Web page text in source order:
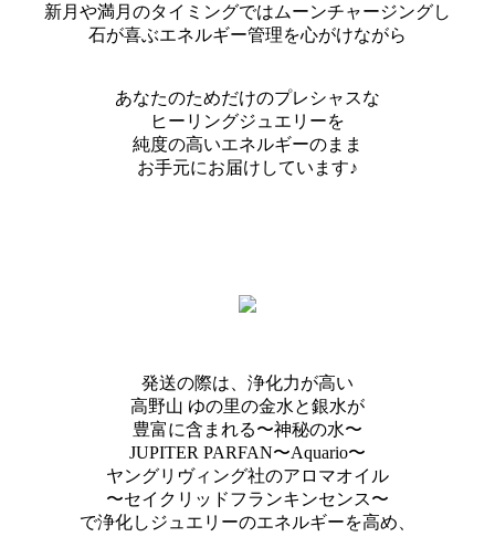
新月や満月のタイミングではムーンチャージングし
石が喜ぶエネルギー管理を心がけながら
あなたのためだけのプレシャスな
ヒーリングジュエリーを
純度の高いエネルギーのまま
お手元にお届けしています♪
発送の際は、浄化力が高い
高野山 ゆの里の金水と銀水が
豊富に含まれる〜神秘の水〜
JUPITER PARFAN〜Aquario〜
ヤングリヴィング社のアロマオイル
〜セイクリッドフランキンセンス〜
で浄化しジュエリーのエネルギーを高め、